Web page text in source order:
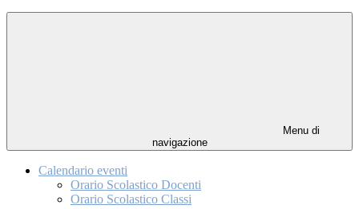
Menu di
navigazione
Calendario eventi
Orario Scolastico Docenti
Orario Scolastico Classi